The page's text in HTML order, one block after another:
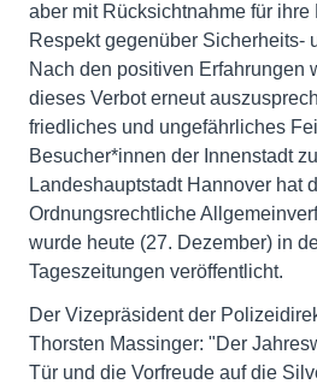
aber mit Rücksichtnahme für
Respekt gegenüber Sicherheits-
Nach den positiven Erfahrungen
dieses Verbot erneut
friedliches und ungefährliches
Besucher*innen der Innenstadt
Landeshauptstadt Hannover hat
Ordnungsrechtliche
wurde heute (27. Dezember) in
Tageszeitungen veröffentlicht.
Der Vizepräsident der
Thorsten Massinger: "Der
Tür und die Vorfreude auf die